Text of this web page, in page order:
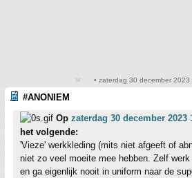
• zaterdag 30 december 2023
#ANONIEM
Op zaterdag 30 december 2023
het volgende:
'Vieze' werkkleding (mits niet afgeeft of
niet zo veel moeite mee hebben. Zelf
en ga eigenlijk nooit in uniform naar de